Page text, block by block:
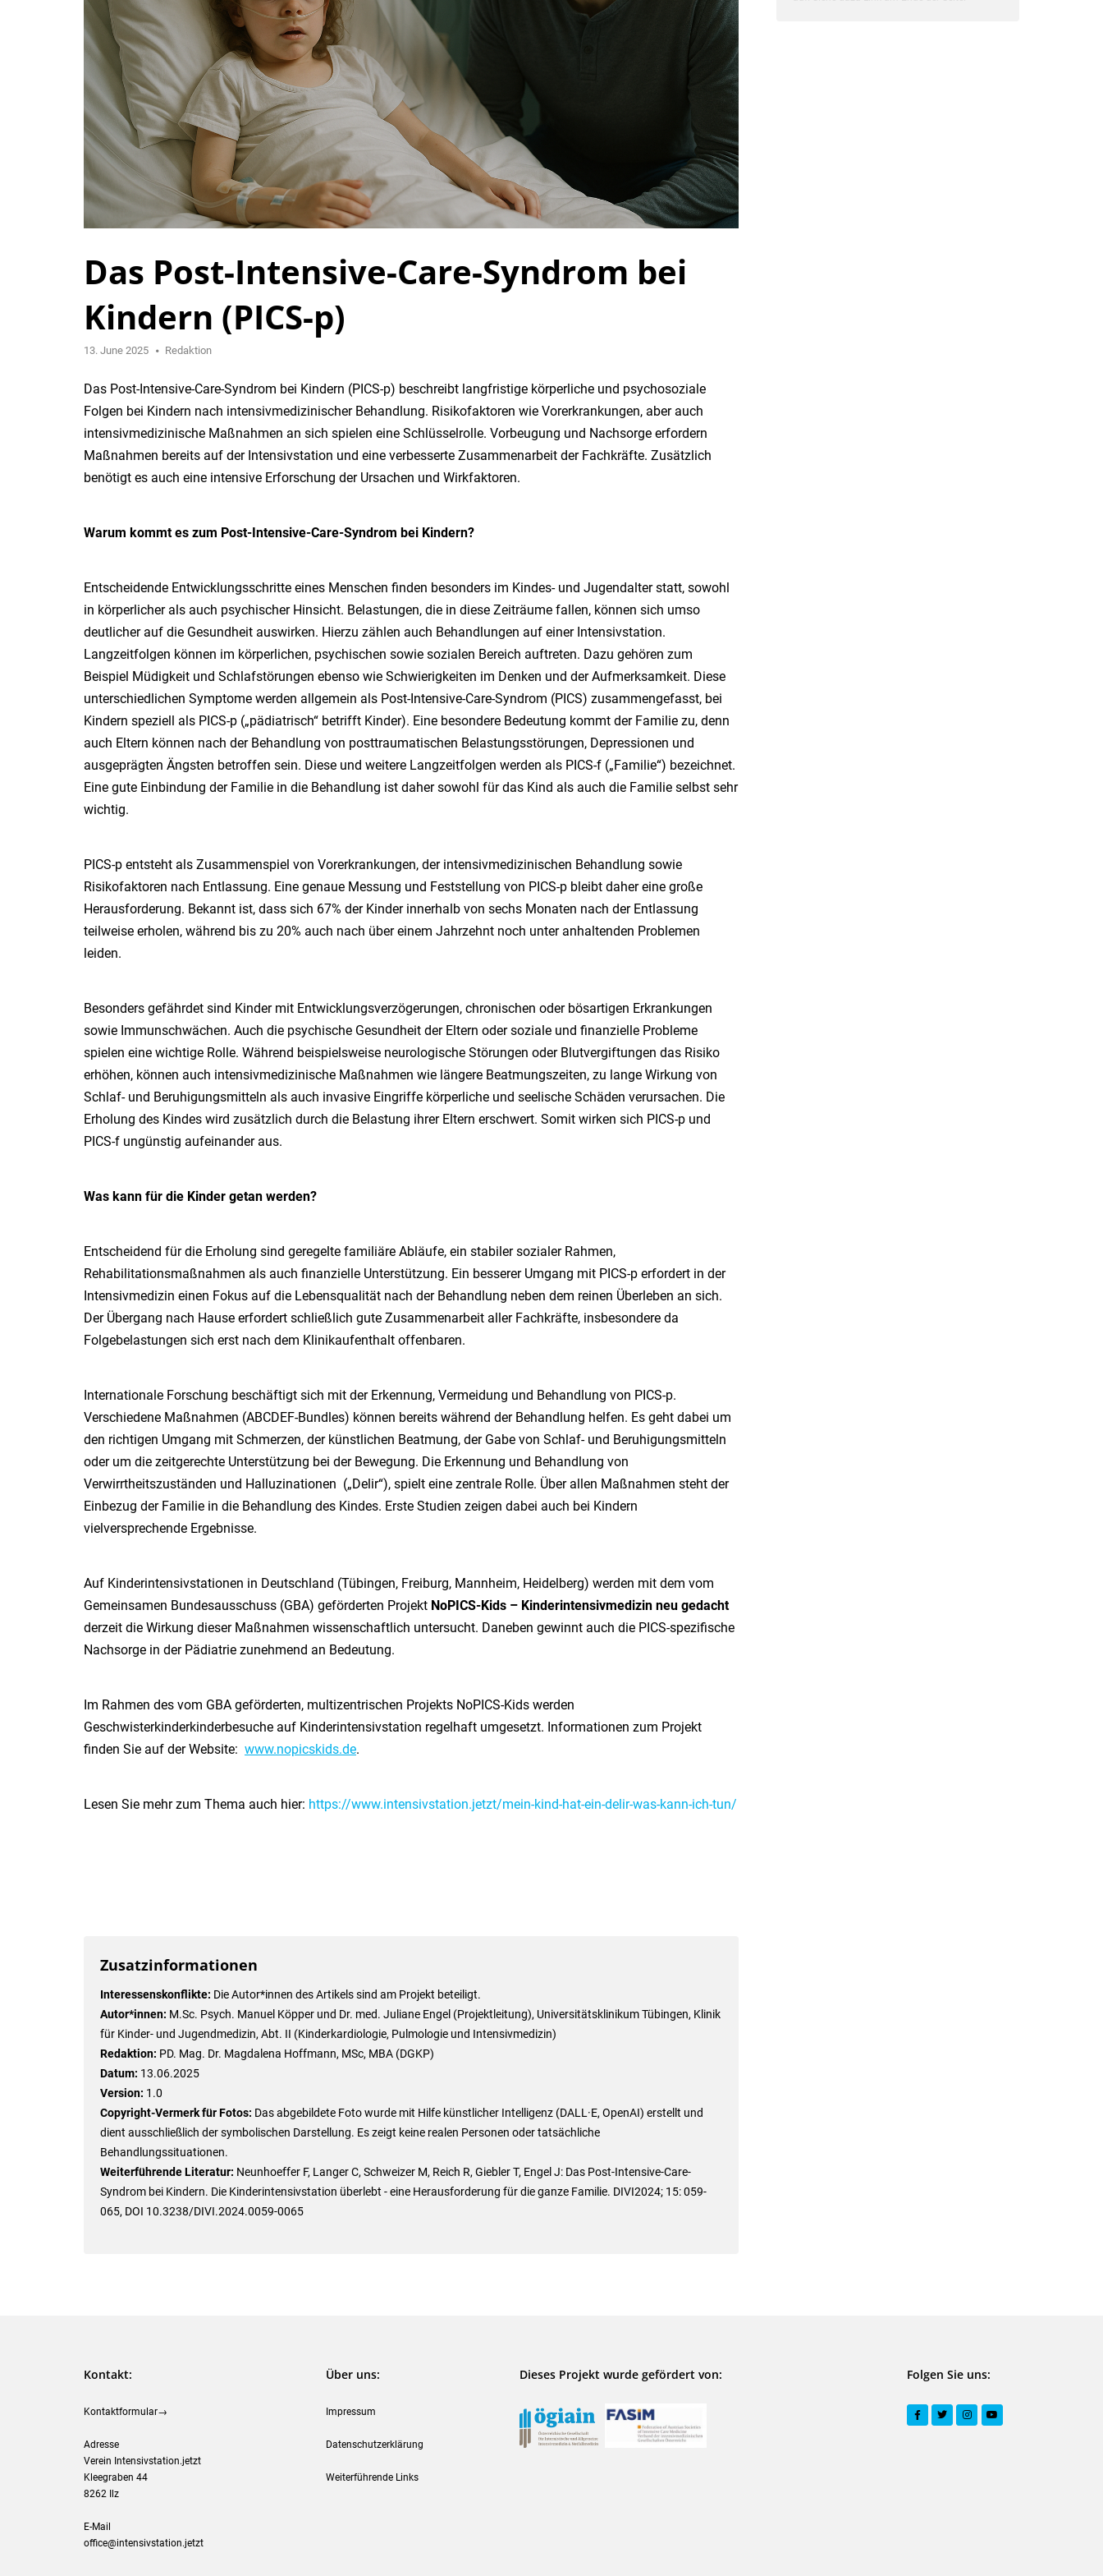
Das Post-Intensive-Care-Syndrom bei
Kindern (PICS-p)
13. June 2025 Redaktion
Das Post-Intensive-Care-Syndrom bei Kindern (PICS-p) beschreibt langfristige körperliche und psychosoziale
Folgen bei Kindern nach intensivmedizinischer Behandlung. Risikofaktoren wie Vorerkrankungen, aber auch
intensivmedizinische Maßnahmen an sich spielen eine Schlüsselrolle. Vorbeugung und Nachsorge erfordern
Maßnahmen bereits auf der Intensivstation und eine verbesserte Zusammenarbeit der Fachkräfte. Zusätzlich
benötigt es auch eine intensive Erforschung der Ursachen und Wirkfaktoren.
Warum kommt es zum Post-Intensive-Care-Syndrom bei Kindern?
Entscheidende Entwicklungsschritte eines Menschen finden besonders im Kindes- und Jugendalter statt, sowohl
in körperlicher als auch psychischer Hinsicht. Belastungen, die in diese Zeiträume fallen, können sich umso
deutlicher auf die Gesundheit auswirken. Hierzu zählen auch Behandlungen auf einer Intensivstation.
Langzeitfolgen können im körperlichen, psychischen sowie sozialen Bereich auftreten. Dazu gehören zum
Beispiel Müdigkeit und Schlafstörungen ebenso wie Schwierigkeiten im Denken und der Aufmerksamkeit. Diese
unterschiedlichen Symptome werden allgemein als Post-Intensive-Care-Syndrom (PICS) zusammengefasst, bei
Kindern speziell als PICS-p („pädiatrisch“ betrifft Kinder). Eine besondere Bedeutung kommt der Familie zu, denn
auch Eltern können nach der Behandlung von posttraumatischen Belastungsstörungen, Depressionen und
ausgeprägten Ängsten betroffen sein. Diese und weitere Langzeitfolgen werden als PICS-f („Familie“) bezeichnet.
Eine gute Einbindung der Familie in die Behandlung ist daher sowohl für das Kind als auch die Familie selbst sehr
wichtig.
PICS-p entsteht als Zusammenspiel von Vorerkrankungen, der intensivmedizinischen Behandlung sowie
Risikofaktoren nach Entlassung. Eine genaue Messung und Feststellung von PICS-p bleibt daher eine große
Herausforderung. Bekannt ist, dass sich 67% der Kinder innerhalb von sechs Monaten nach der Entlassung
teilweise erholen, während bis zu 20% auch nach über einem Jahrzehnt noch unter anhaltenden Problemen
leiden.
Besonders gefährdet sind Kinder mit Entwicklungsverzögerungen, chronischen oder bösartigen Erkrankungen
sowie Immunschwächen. Auch die psychische Gesundheit der Eltern oder soziale und finanzielle Probleme
spielen eine wichtige Rolle. Während beispielsweise neurologische Störungen oder Blutvergiftungen das Risiko
erhöhen, können auch intensivmedizinische Maßnahmen wie längere Beatmungszeiten, zu lange Wirkung von
Schlaf- und Beruhigungsmitteln als auch invasive Eingriffe körperliche und seelische Schäden verursachen. Die
Erholung des Kindes wird zusätzlich durch die Belastung ihrer Eltern erschwert. Somit wirken sich PICS-p und
PICS-f ungünstig aufeinander aus.
Was kann für die Kinder getan werden?
Entscheidend für die Erholung sind geregelte familiäre Abläufe, ein stabiler sozialer Rahmen,
Rehabilitationsmaßnahmen als auch finanzielle Unterstützung. Ein besserer Umgang mit PICS-p erfordert in der
Intensivmedizin einen Fokus auf die Lebensqualität nach der Behandlung neben dem reinen Überleben an sich.
Der Übergang nach Hause erfordert schließlich gute Zusammenarbeit aller Fachkräfte, insbesondere da
Folgebelastungen sich erst nach dem Klinikaufenthalt offenbaren.
Internationale Forschung beschäftigt sich mit der Erkennung, Vermeidung und Behandlung von PICS-p.
Verschiedene Maßnahmen (ABCDEF-Bundles) können bereits während der Behandlung helfen. Es geht dabei um
den richtigen Umgang mit Schmerzen, der künstlichen Beatmung, der Gabe von Schlaf- und Beruhigungsmitteln
oder um die zeitgerechte Unterstützung bei der Bewegung. Die Erkennung und Behandlung von
Verwirrtheitszuständen und Halluzinationen („Delir“), spielt eine zentrale Rolle. Über allen Maßnahmen steht der
Einbezug der Familie in die Behandlung des Kindes. Erste Studien zeigen dabei auch bei Kindern
vielversprechende Ergebnisse.
Auf Kinderintensivstationen in Deutschland (Tübingen, Freiburg, Mannheim, Heidelberg) werden mit dem vom
Gemeinsamen Bundesausschuss (GBA) geförderten Projekt NoPICS-Kids – Kinderintensivmedizin neu gedacht
derzeit die Wirkung dieser Maßnahmen wissenschaftlich untersucht. Daneben gewinnt auch die PICS-spezifische
Nachsorge in der Pädiatrie zunehmend an Bedeutung.
Im Rahmen des vom GBA geförderten, multizentrischen Projekts NoPICS-Kids werden
Geschwisterkinderkinderbesuche auf Kinderintensivstation regelhaft umgesetzt. Informationen zum Projekt
finden Sie auf der Website: www.nopicskids.de.
Lesen Sie mehr zum Thema auch hier: https://www.intensivstation.jetzt/mein-kind-hat-ein-delir-was-kann-ich-tun/
Zusatzinformationen
Interessenskonflikte: Die Autor*innen des Artikels sind am Projekt beteiligt.
Autor*innen: M.Sc. Psych. Manuel Köpper und Dr. med. Juliane Engel (Projektleitung), Universitätsklinikum Tübingen, Klinik
für Kinder- und Jugendmedizin, Abt. II (Kinderkardiologie, Pulmologie und Intensivmedizin)
Redaktion: PD. Mag. Dr. Magdalena Hoffmann, MSc, MBA (DGKP)
Datum: 13.06.2025
Version: 1.0
Copyright-Vermerk für Fotos: Das abgebildete Foto wurde mit Hilfe künstlicher Intelligenz (DALL·E, OpenAI) erstellt und
dient ausschließlich der symbolischen Darstellung. Es zeigt keine realen Personen oder tatsächliche
Behandlungssituationen.
Weiterführende Literatur: Neunhoeffer F, Langer C, Schweizer M, Reich R, Giebler T, Engel J: Das Post-Intensive-Care-
Syndrom bei Kindern. Die Kinderintensivstation überlebt - eine Herausforderung für die ganze Familie. DIVI2024; 15: 059-
065, DOI 10.3238/DIVI.2024.0059-0065
Kontakt:
Kontaktformular→
Adresse
Verein Intensivstation.jetzt
Kleegraben 44
8262 Ilz
E-Mail
office@intensivstation.jetzt
Über uns:
Impressum
Datenschutzerklärung
Weiterführende Links
Dieses Projekt wurde gefördert von: Folgen Sie uns: